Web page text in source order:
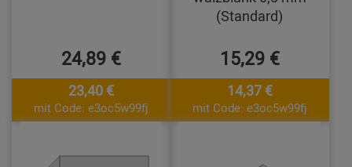
24,89 €
23,40 €
mit Code: e3oc5w99fj
(Standard)
15,29 €
14,37 €
mit Code: e3oc5w99fj